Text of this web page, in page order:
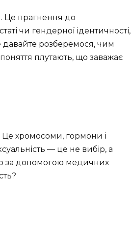
Це прагнення до
чи гендерної ідентичності,
давайте розберемося, чим
поняття плутають, що заважає
Це хромосоми, гормони і
— це не вибір, а
за допомогою медичних